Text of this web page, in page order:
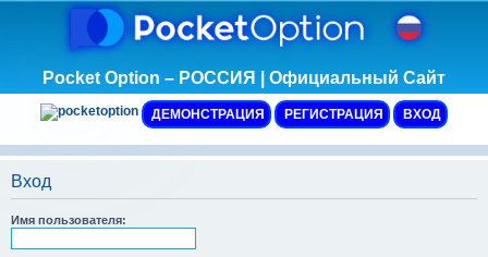
Pocket Option – РОССИЯ | Официальный Сайт
ДЕМОНСТРАЦИЯ РЕГИСТРАЦИЯ ВХОД
Вход
Имя пользователя: